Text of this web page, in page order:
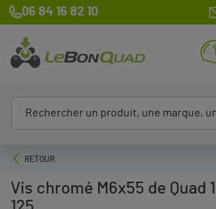
06 84 16 82 10
RETOUR
Vis chromé M6x55 de Quad